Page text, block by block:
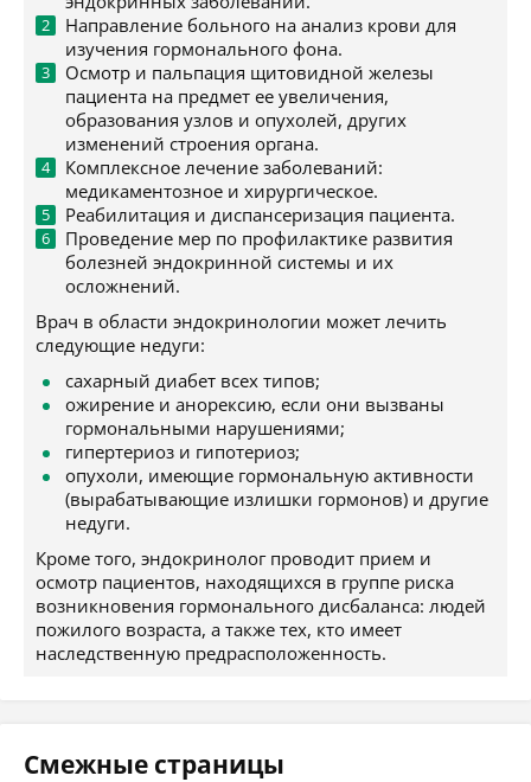
Направление больного на анализ крови для
изучения гормонального фона.
Осмотр и пальпация щитовидной железы
пациента на предмет ее увеличения,
образования узлов и опухолей, других
изменений строения органа.
Комплексное лечение заболеваний:
медикаментозное и хирургическое.
Реабилитация и диспансеризация пациента.
Проведение мер по профилактике развития
болезней эндокринной системы и их
осложнений.
Врач в области эндокринологии может лечить
следующие недуги:
сахарный диабет всех типов;
ожирение и анорексию, если они вызваны
гормональными нарушениями;
гипертериоз и гипотериоз;
опухоли, имеющие гормональную активности
(вырабатывающие излишки гормонов) и другие
недуги.
Кроме того, эндокринолог проводит прием и
осмотр пациентов, находящихся в группе риска
возникновения гормонального дисбаланса: людей
пожилого возраста, а также тех, кто имеет
наследственную предрасположенность.
Смежные страницы